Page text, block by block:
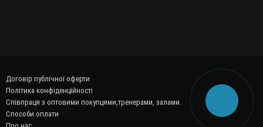
Договір публічної оферти
Політика конфіденційності
Співпраця з оптовими покупцями,тренерами, залами.
Способи оплати